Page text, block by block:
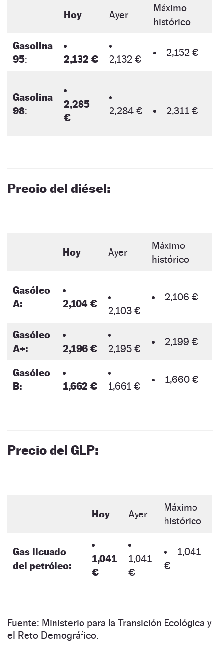
Hoy Ayer
Máximo
histórico
Gasolina
95: 2,132 € 2,132 €
2,152 €
Gasolina
98:
2,285
€
2,284 € 2,311 €
Precio del diésel:
Hoy Ayer
Máximo
histórico
Gasóleo
A:
2,104 €
2,103 €
2,106 €
Gasóleo
A+:
2,196 € 2,195 €
2,199 €
Gasóleo
B:
1,662 € 1,661 €
1,660 €
Precio del GLP:
Hoy Ayer
Máximo
histórico
Gas licuado
del petróleo:
1,041
€
1,041
€
1,041
€
Fuente: Ministerio para la Transición Ecológica y
el Reto Demográfico.